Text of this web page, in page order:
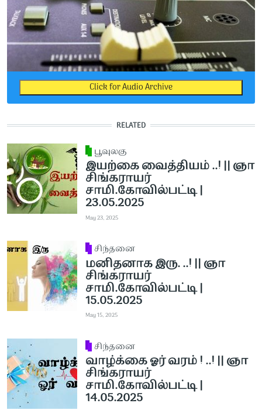
Click for Audio Archive
RELATED
பூவுலகு
இயற்கை வைத்தியம் ..! || ஞா
சிங்கராயர்
சாமி.கோவில்பட்டி |
23.05.2025
May 23, 2025
சிந்தனை
மனிதனாக இரு. ..! || ஞா
சிங்கராயர்
சாமி.கோவில்பட்டி |
15.05.2025
May 15, 2025
சிந்தனை
வாழ்க்கை ஓர் வரம் ! ..! || ஞா
சிங்கராயர்
சாமி.கோவில்பட்டி |
14.05.2025